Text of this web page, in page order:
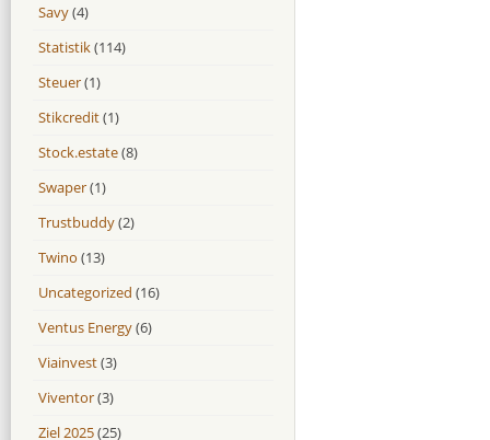
Savy(4)
Statistik(114)
Steuer(1)
Stikcredit(1)
Stock.estate(8)
Swaper(1)
Trustbuddy(2)
Twino (13)
Uncategorized (16)
Ventus Energy(6)
Viainvest(3)
Viventor(3)
Ziel 2025(25)